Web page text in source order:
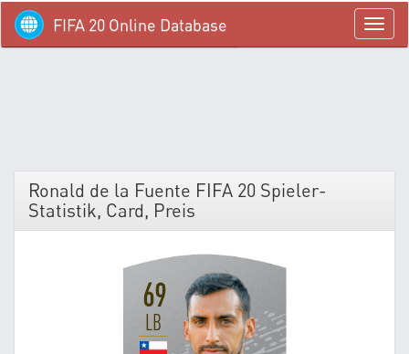
menü
FIFA 20 Online Database
Ronald de la Fuente FIFA 20 Spieler-
Statistik, Card, Preis
69
LB